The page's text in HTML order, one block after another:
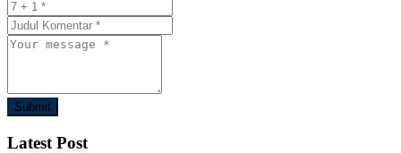
Submit
Latest Post